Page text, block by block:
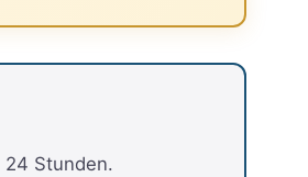
Stunden.